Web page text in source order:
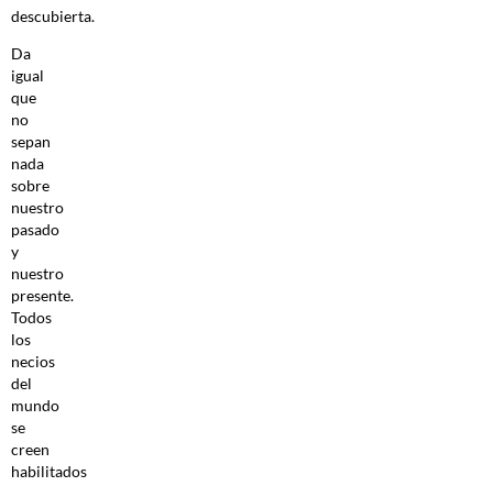
descubierta.
Da
igual
que
no
sepan
nada
sobre
nuestro
pasado
y
nuestro
presente.
Todos
los
necios
del
mundo
se
creen
habilitados